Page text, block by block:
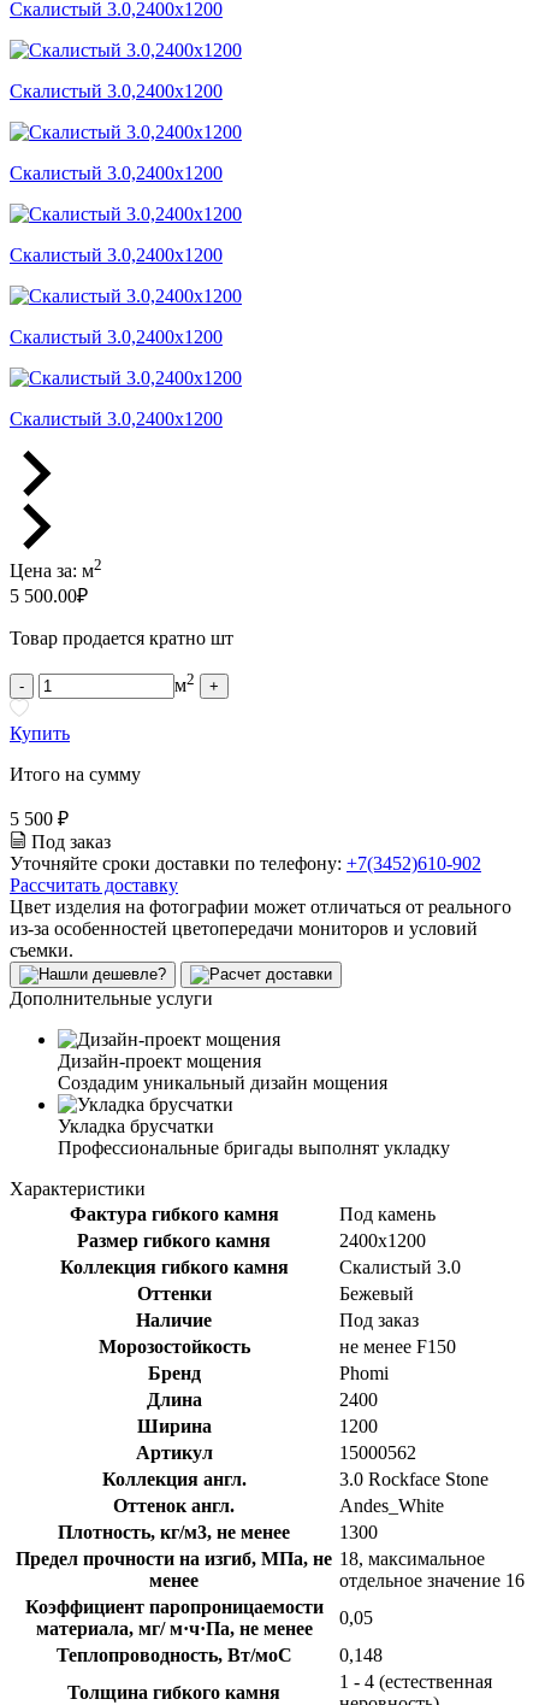
Скалистый 3.0,2400x1200
Скалистый 3.0,2400x1200
Скалистый 3.0,2400x1200
Скалистый 3.0,2400x1200
Скалистый 3.0,2400x1200
Скалистый 3.0,2400x1200
Цена за: м2
5 500.00₽
Товар продается кратно шт
- м2 +
Купить
Итого на сумму
5 500 ₽
Под заказ
Уточняйте сроки доставки по телефону: +7(3452)610-902
Рассчитать доставку
Цвет изделия на фотографии может отличаться от реального
из-за особенностей цветопередачи мониторов и условий
съемки.
Дополнительные услуги
Дизайн-проект мощения
Создадим уникальный дизайн мощения
Укладка брусчатки
Профессиональные бригады выполнят укладку
Характеристики
Фактура гибкого камня
Под камень
Размер гибкого камня
2400x1200
Коллекция гибкого камня
Скалистый 3.0
Оттенки
Бежевый
Наличие
Под заказ
Морозостойкость
не менее F150
Бренд
Phomi
Длина
2400
Ширина
1200
Артикул
15000562
Коллекция англ.
3.0 Rockface Stone
Оттенок англ.
Andes_White
Плотность, кг/м3, не менее
1300
Предел прочности на изгиб, МПа, не
менее
18, максимальное
отдельное значение 16
Коэффициент паропроницаемости
материала, мг/ м·ч·Па, не менее
0,05
Теплопроводность, Вт/моС
0,148
Толщина гибкого камня
1 - 4 (естественная